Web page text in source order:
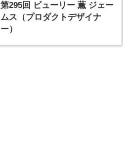
第295回 ビューリー 薫 ジェー
ムス（プロダクトデザイナ
ー）